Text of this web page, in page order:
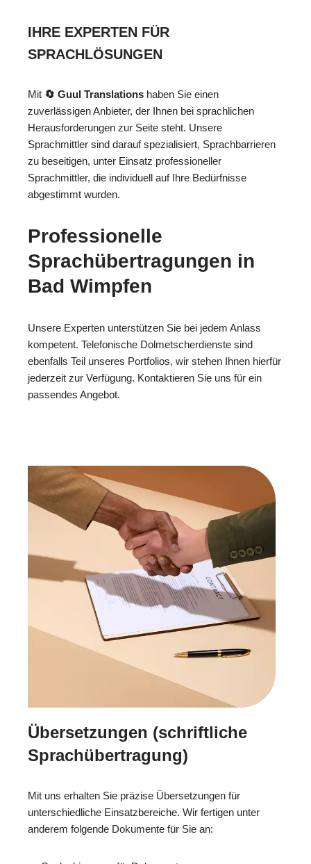
IHRE EXPERTEN FÜR
SPRACHLÖSUNGEN
Mit 🔄 Guul Translations haben Sie einen
zuverlässigen Anbieter, der Ihnen bei sprachlichen
Herausforderungen zur Seite steht. Unsere
Sprachmittler sind darauf spezialisiert, Sprachbarrieren
zu beseitigen, unter Einsatz professioneller
Sprachmittler, die individuell auf Ihre Bedürfnisse
abgestimmt wurden.
Professionelle
Sprachübertragungen in
Bad Wimpfen
Unsere Experten unterstützen Sie bei jedem Anlass
kompetent. Telefonische Dolmetscherdienste sind
ebenfalls Teil unseres Portfolios, wir stehen Ihnen hierfür
jederzeit zur Verfügung. Kontaktieren Sie uns für ein
passendes Angebot.
Übersetzungen (schriftliche
Sprachübertragung)
Mit uns erhalten Sie präzise Übersetzungen für
unterschiedliche Einsatzbereiche. Wir fertigen unter
anderem folgende Dokumente für Sie an: